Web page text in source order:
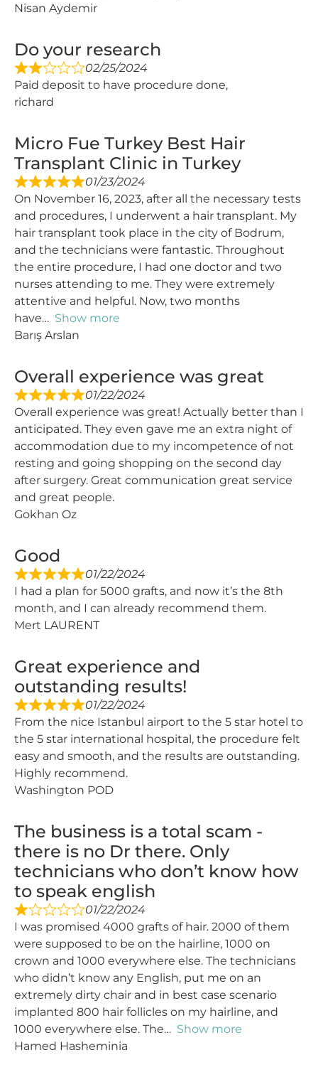
Nisan Aydemir
Do your research
02/25/2024
Paid deposit to have procedure done,
richard
Micro Fue Turkey Best Hair
Transplant Clinic in Turkey
01/23/2024
On November 16, 2023, after all the necessary tests
and procedures, I underwent a hair transplant. My
hair transplant took place in the city of Bodrum,
and the technicians were fantastic. Throughout
the entire procedure, I had one doctor and two
nurses attending to me. They were extremely
attentive and helpful. Now, two months
have
Show more
Barış Arslan
Overall experience was great
01/22/2024
Overall experience was great! Actually better than I
anticipated. They even gave me an extra night of
accommodation due to my incompetence of not
resting and going shopping on the second day
after surgery. Great communication great service
and great people.
Gokhan Oz
Good
01/22/2024
I had a plan for 5000 grafts, and now it’s the 8th
month, and I can already recommend them.
Mert LAURENT
Great experience and
outstanding results!
01/22/2024
From the nice Istanbul airport to the 5 star hotel to
the 5 star international hospital, the procedure felt
easy and smooth, and the results are outstanding.
Highly recommend.
Washington POD
The business is a total scam -
there is no Dr there. Only
technicians who don’t know how
to speak english
01/22/2024
I was promised 4000 grafts of hair. 2000 of them
were supposed to be on the hairline, 1000 on
crown and 1000 everywhere else. The technicians
who didn’t know any English, put me on an
extremely dirty chair and in best case scenario
implanted 800 hair follicles on my hairline, and
1000 everywhere else. The
Show more
Hamed Hasheminia